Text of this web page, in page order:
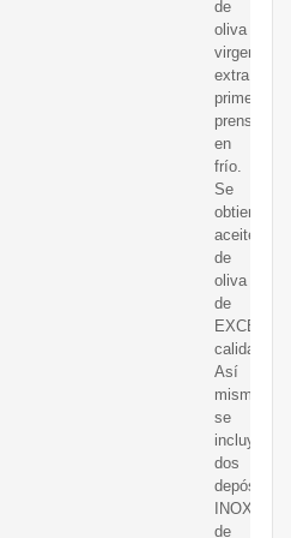
de
oliva
virgen
extra
primera
prensada
en
frío.
Se
obtiene
aceite
de
oliva
de
calidad.
Así
mismo
se
incluyen
dos
depósitos
INOX
de